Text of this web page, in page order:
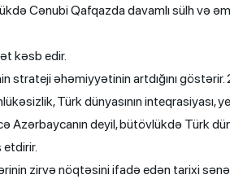
Cənubi Qafqazda davamlı sülh və
kəsb edir.
strateji əhəmiyyətinin artdığını
Türk dünyasının inteqrasiyası,
Azərbaycanın deyil, bütövlükdə Türk
zirvə nöqtəsini ifadə edən tarixi